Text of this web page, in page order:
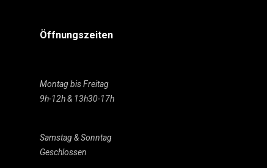
Öffnungszeiten
Montag bis Freitag
9h-12h & 13h30-17h
Samstag & Sonntag
Geschlossen